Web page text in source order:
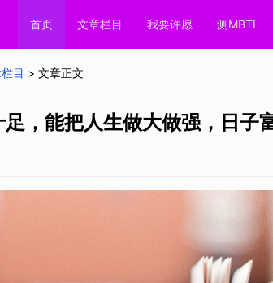
首页 文章栏目 我要许愿 测MBTI
目 > 文章正文
，能把人生做大做强，日子